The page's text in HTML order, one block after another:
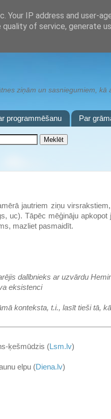
ziņām un sasniegumiem, kā
programmēšanu Par
jautriem ziņu
uc). Tāpēc mēģināju apkopot
mazliet pasmaidīt.
dalībnieks ar uzvārdu
eksistenci
konteksta, t.i., lasīt tieši tā,
ķešmūdzis (Lsm.lv)
elpu (Diena.lv)
Your IP address and user-
of service, generate